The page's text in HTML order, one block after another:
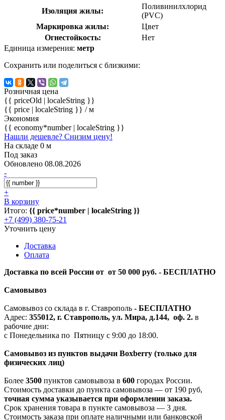
Изоляция жилы:
Поливинилхлорид
(PVC)
Маркировка жилы:
Цвет
Огнестойкость:
Нет
Единица измерения: метр
Сохранить или поделиться с близкими:
Розничная цена
{{ priceOld | localeString }}
{{ price | localeString }} / м
Экономия
{{ economy*number | localeString }}
Нашли дешевле? Снизим цену!
На складе 0 м
Под заказ
Обновлено 08.08.2026
-
+
В корзину
Итого: {{ price*number | localeString }}
+7 (499) 380-75-21
Уточнить цену
Доставка
Оплата
Доставка по всей России от от 50 000 руб. - БЕСПЛАТНО
Самовывоз
Самовывоз со склада в г. Ставрополь - БЕСПЛАТНО
Адрес: 355012, г. Ставрополь, ул. Мира, д.144, оф. 2. в
рабочие дни:
с Понедельника по Пятницу с 9:00 до 18:00.
Самовывоз из пунктов выдачи Boxberry (только для
физических лиц)
Более 3500 пунктов самовывоза в 600 городах России.
Стоимость доставки до пункта самовывоза — от 190 руб,
точная сумма указывается при оформлении заказа.
Срок хранения товара в пункте самовывоза — 3 дня.
Стоимость заказа при оплате наличными или банковской